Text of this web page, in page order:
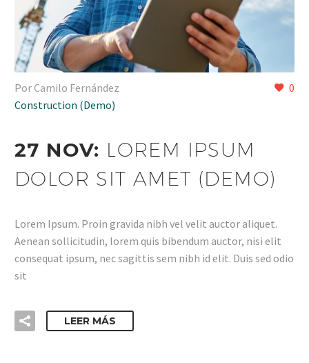
0
Por Camilo Fernández
Construction (Demo)
27 NOV: LOREM IPSUM
DOLOR SIT AMET (DEMO)
Lorem Ipsum. Proin gravida nibh vel velit auctor aliquet.
Aenean sollicitudin, lorem quis bibendum auctor, nisi elit
consequat ipsum, nec sagittis sem nibh id elit. Duis sed odio
sit
LEER MÁS